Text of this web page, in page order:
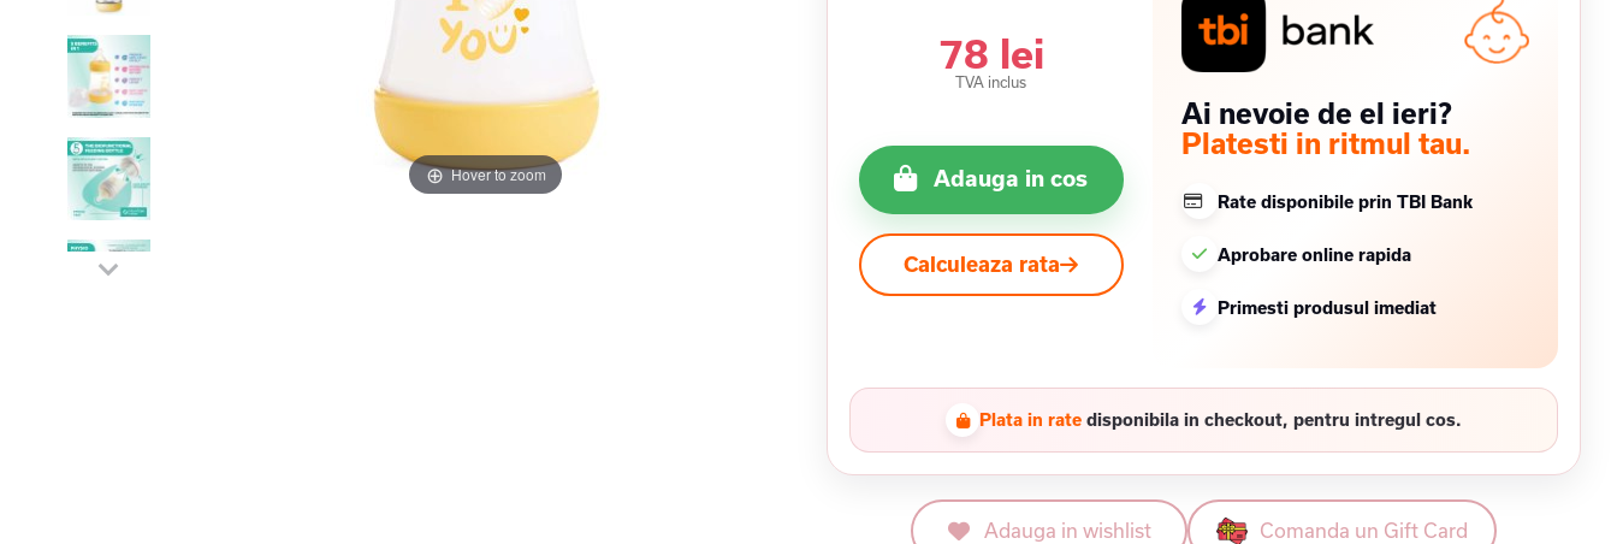
Hover to zoom
78 lei
TVA inclus
Adauga in cos
Calculeaza rata
Ai nevoie de el ieri?
Platesti in ritmul tau.
Rate disponibile prin TBI Bank
Aprobare online rapida
Primesti produsul imediat
Plata in rate disponibila in checkout, pentru intregul cos.
Adauga in wishlist Comanda un Gift Card